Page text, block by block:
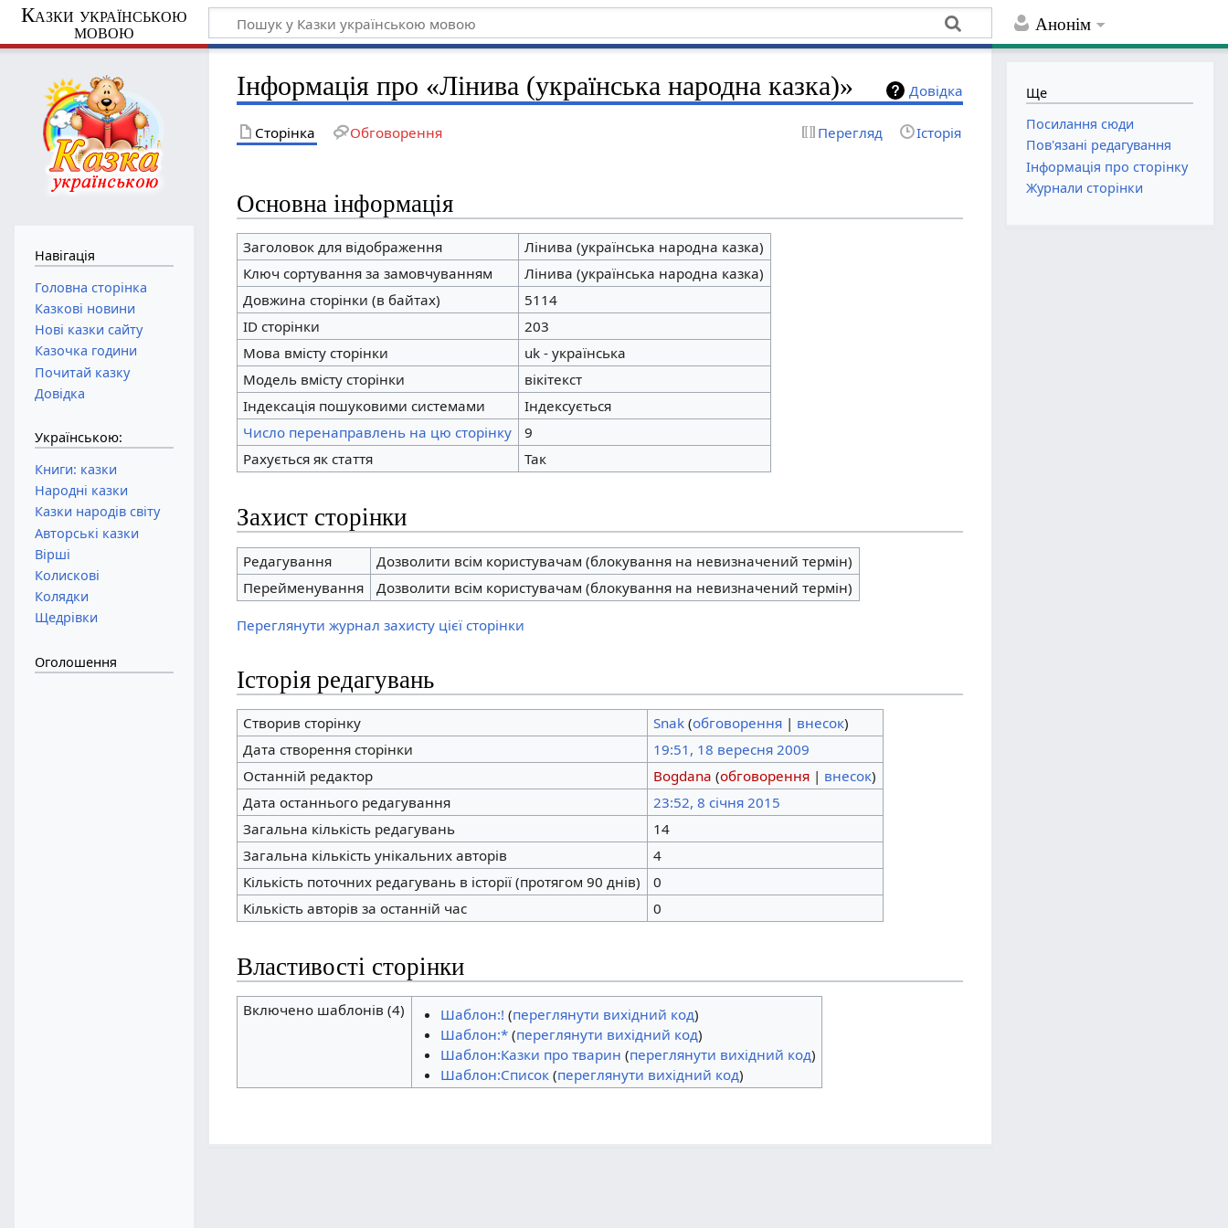
Анонім
Казки українською
мовою
Довідка
Інформація про «Лінива (українська народна казка)»
Сторінка Обговорення Перегляд Історія
Основна інформація
Заголовок для відображення
Лінива (українська народна казка)
Ключ сортування за замовчуванням
Лінива (українська народна казка)
Довжина сторінки (в байтах)
5114
ID сторінки
203
Мова вмісту сторінки
uk - українська
Модель вмісту сторінки
вікітекст
Індексація пошуковими системами
Індексується
Число перенаправлень на цю сторінку
9
Рахується як стаття
Так
Захист сторінки
Редагування
Дозволити всім користувачам (блокування на невизначений термін)
Перейменування
Дозволити всім користувачам (блокування на невизначений термін)
Переглянути журнал захисту цієї сторінки
Історія редагувань
Створив сторінку Snak (обговорення | внесок)
Дата створення сторінки
19:51, 18 вересня 2009
Останній редактор
Bogdana (обговорення | внесок)
Дата останнього редагування
23:52, 8 січня 2015
Загальна кількість редагувань
14
Загальна кількість унікальних авторів
4
Кількість поточних редагувань в історії (протягом 90 днів)
0
Кількість авторів за останній час
0
Властивості сторінки
Включено шаблонів (4) Шаблон:! (переглянути вихідний код)
Шаблон:*(переглянути вихідний код)
Шаблон:Казки про тварин (переглянути вихідний код)
Шаблон:Список(переглянути вихідний код)
Навігація
Головна сторінка
Казкові новини
Нові казки сайту
Казочка години
Почитай казку
Довідка
Українською:
Книги: казки
Народні казки
Казки народів світу
Авторські казки
Вірші
Колискові
Колядки
Щедрівки
Оголошення
Ще
Посилання сюди
Пов'язані редагування
Інформація про сторінку
Журнали сторінки